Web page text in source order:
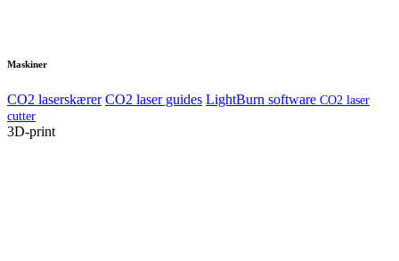
Maskiner
CO2 laserskærer CO2 laser guides LightBurn software CO2 laser
cutter
3D-print